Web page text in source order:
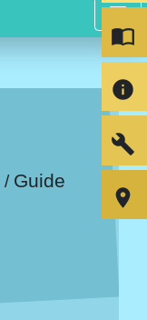
menu
/ Guide
import_contacts
info
build
room